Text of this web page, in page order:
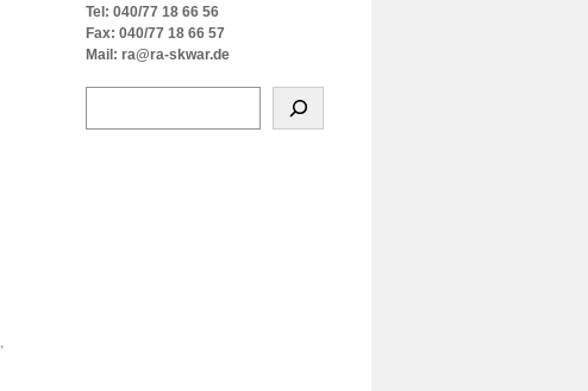
,
Tel: 040/77 18 66 56
Fax: 040/77 18 66 57
Mail: ra@ra-skwar.de